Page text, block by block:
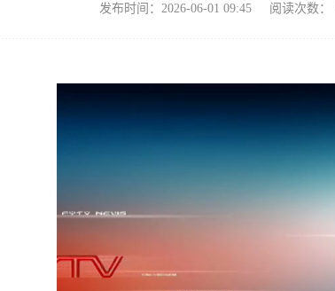
发布时间：2026-06-01 09:45 阅读次数：